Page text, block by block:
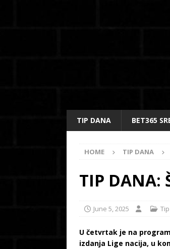
TIP DANA BET365
HOME TIP DANA
TIP
June 5, 2025
U četvrtak je na
izdanja Lige nacija, u